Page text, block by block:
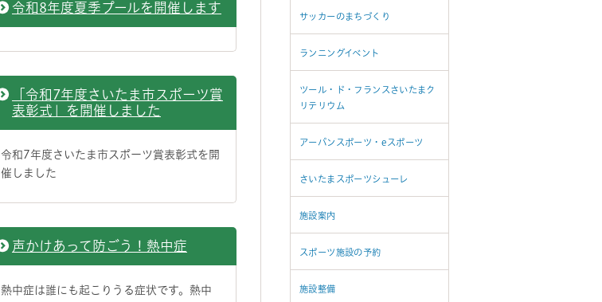
令和8年度夏季プールを開催します
「令和7年度さいたま市スポーツ賞
表彰式」を開催しました
令和7年度さいたま市スポーツ賞表彰式を開
催しました
声かけあって防ごう！熱中症
熱中症は誰にも起こりうる症状です。熱中
サッカーのまちづくり
ランニングイベント
ツール・ド・フランスさいたまク
リテリウム
アーバンスポーツ・eスポーツ
さいたまスポーツシューレ
施設案内
スポーツ施設の予約
施設整備